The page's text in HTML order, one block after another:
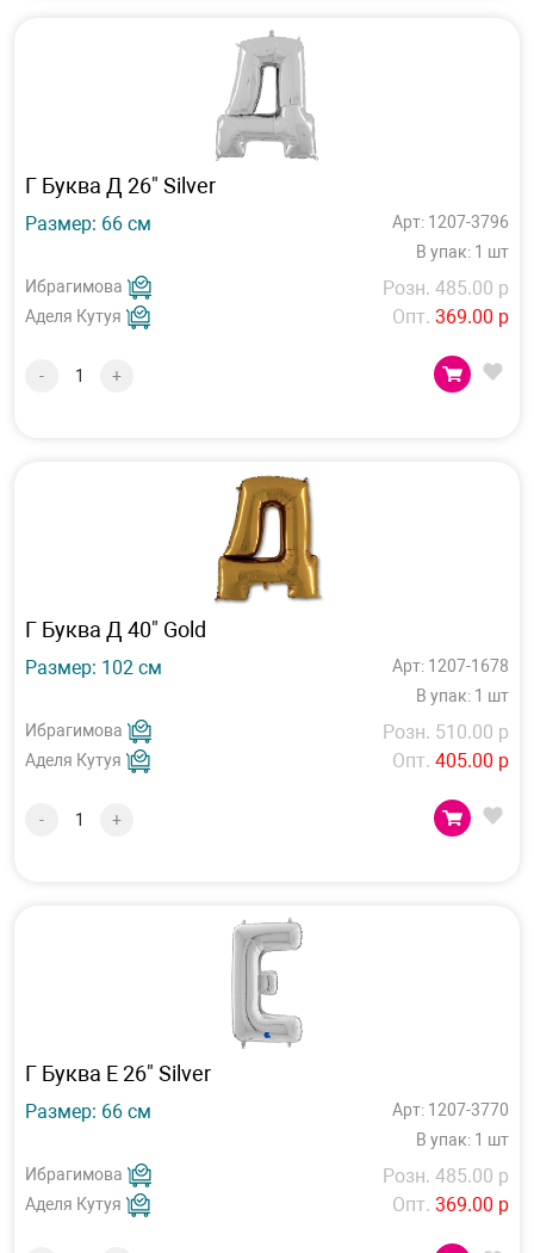
Г Буква Д 26" Silver
Размер: 66 см
Арт: 1207-3796
В упак: 1 шт
Ибрагимова
Аделя Кутуя
Розн. 485.00 р
Опт. 369.00 р
- +
Г Буква Д 40" Gold
Размер: 102 см
Арт: 1207-1678
В упак: 1 шт
Ибрагимова
Аделя Кутуя
Розн. 510.00 р
Опт. 405.00 р
- +
Г Буква Е 26" Silver
Размер: 66 см
Арт: 1207-3770
В упак: 1 шт
Ибрагимова
Аделя Кутуя
Розн. 485.00 р
Опт. 369.00 р